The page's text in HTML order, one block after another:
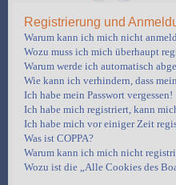
Registrierung und
Warum kann ich mich nicht
Wozu muss ich mich überhaupt
Warum werde ich automatisch
Wie kann ich verhindern, dass
Ich habe mein Passwort vergessen!
Ich habe mich registriert, kann
Ich habe mich vor einiger Zeit
Was ist COPPA?
Warum kann ich mich nicht
Wozu ist die „Alle Cookies des